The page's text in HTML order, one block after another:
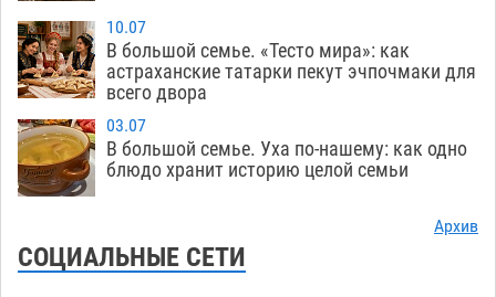
12:02
Астраханский следком помог подростку
получить зарплату за честный труд
10:51
Фаворитская ноша: астраханские
гандболисты крупно проиграли пермякам
09:00
Лидеры чеченской диаспоры в Астрахани
10.07
В большой семье. «Тесто мира»: как
астраханские татарки пекут эчпочмаки для
всего двора
03.07
В большой семье. Уха по-нашему: как одно
блюдо хранит историю целой семьи
Архив
СОЦИАЛЬНЫЕ СЕТИ